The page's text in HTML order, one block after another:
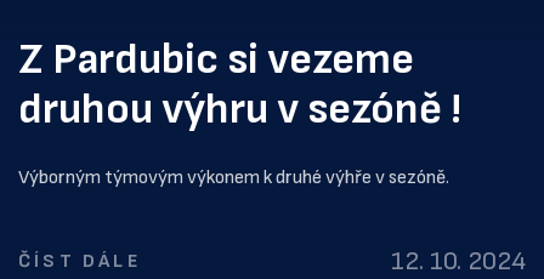
Z Pardubic si vezeme
druhou výhru v sezóně !
Výborným týmovým výkonem k druhé výhře v sezóně.
ČÍST DÁLE 12. 10. 2024